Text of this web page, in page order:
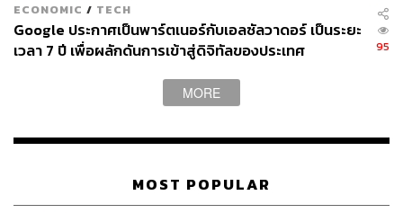
ECONOMIC / TECH
Google ประกาศเป็นพาร์ตเนอร์กับเอลซัลวาดอร์ เป็นระยะ
เวลา 7 ปี เพื่อผลักดันการเข้าสู่ดิจิทัลของประเทศ
95
MORE
MOST POPULAR